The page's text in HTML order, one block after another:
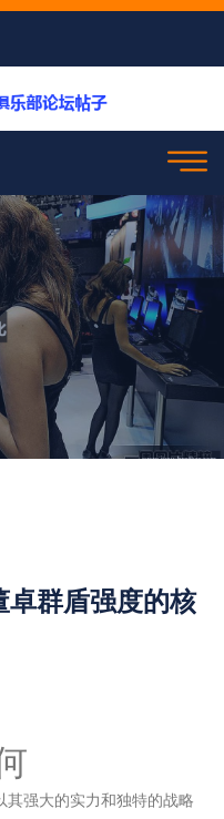
卓群盾强度的核
其强大的实力和独特的战略